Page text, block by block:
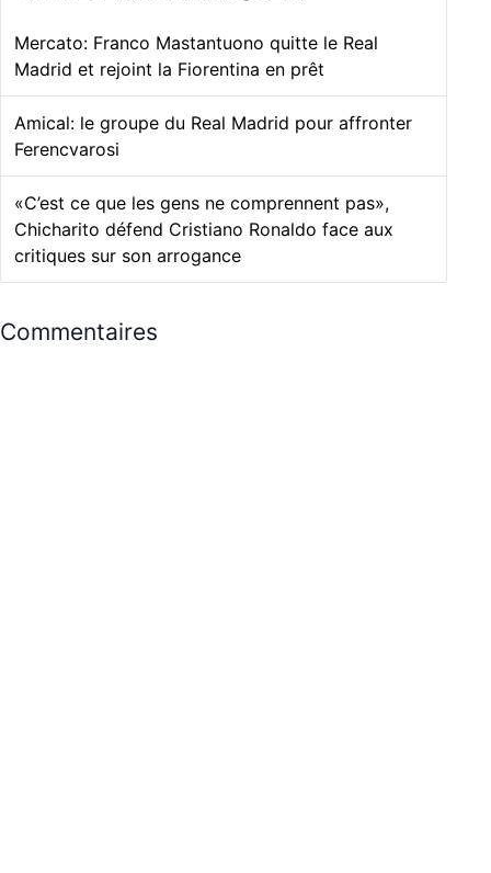
Mercato: Franco Mastantuono quitte le Real
Madrid et rejoint la Fiorentina en prêt
Amical: le groupe du Real Madrid pour affronter
Ferencvarosi
«C’est ce que les gens ne comprennent pas»,
Chicharito défend Cristiano Ronaldo face aux
critiques sur son arrogance
Commentaires